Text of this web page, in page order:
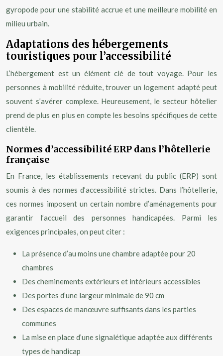
gyropode pour une stabilité accrue et une meilleure mobilité en
milieu urbain.
Adaptations des hébergements
touristiques pour l’accessibilité
L’hébergement est un élément clé de tout voyage. Pour les
personnes à mobilité réduite, trouver un logement adapté peut
souvent s’avérer complexe. Heureusement, le secteur hôtelier
prend de plus en plus en compte les besoins spécifiques de cette
clientèle.
Normes d’accessibilité ERP dans l’hôtellerie
française
En France, les établissements recevant du public (ERP) sont
soumis à des normes d’accessibilité strictes. Dans l’hôtellerie,
ces normes imposent un certain nombre d’aménagements pour
garantir l’accueil des personnes handicapées. Parmi les
exigences principales, on peut citer :
La présence d’au moins une chambre adaptée pour 20
chambres
Des cheminements extérieurs et intérieurs accessibles
Des portes d’une largeur minimale de 90 cm
Des espaces de manœuvre suffisants dans les parties
communes
La mise en place d’une signalétique adaptée aux différents
types de handicap